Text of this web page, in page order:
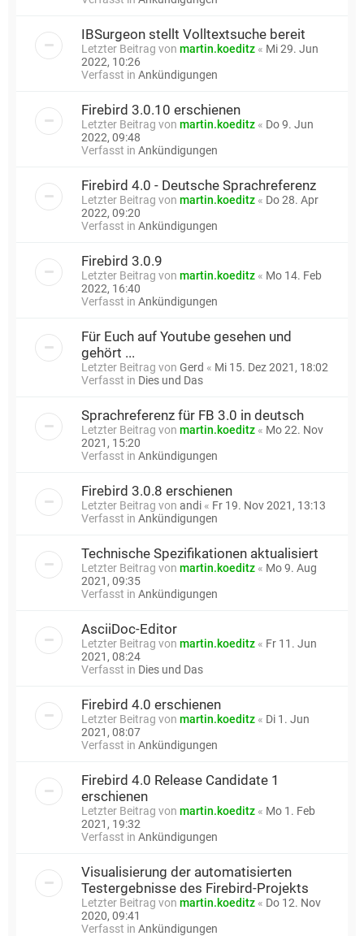
IBSurgeon stellt Volltextsuche bereit
Letzter Beitrag von martin.koeditz « Mi 29. Jun
2022, 10:26
Verfasst in Ankündigungen
Firebird 3.0.10 erschienen
Letzter Beitrag von martin.koeditz « Do 9. Jun
2022, 09:48
Verfasst in Ankündigungen
Firebird 4.0 - Deutsche Sprachreferenz
Letzter Beitrag von martin.koeditz « Do 28. Apr
2022, 09:20
Verfasst in Ankündigungen
Firebird 3.0.9
Letzter Beitrag von martin.koeditz « Mo 14. Feb
2022, 16:40
Verfasst in Ankündigungen
Für Euch auf Youtube gesehen und
gehört ...
Letzter Beitrag von Gerd « Mi 15. Dez 2021, 18:02
Verfasst in Dies und Das
Sprachreferenz für FB 3.0 in deutsch
Letzter Beitrag von martin.koeditz « Mo 22. Nov
2021, 15:20
Verfasst in Ankündigungen
Firebird 3.0.8 erschienen
Letzter Beitrag von andi « Fr 19. Nov 2021, 13:13
Verfasst in Ankündigungen
Technische Spezifikationen aktualisiert
Letzter Beitrag von martin.koeditz « Mo 9. Aug
2021, 09:35
Verfasst in Ankündigungen
AsciiDoc-Editor
Letzter Beitrag von martin.koeditz « Fr 11. Jun
2021, 08:24
Verfasst in Dies und Das
Firebird 4.0 erschienen
Letzter Beitrag von martin.koeditz « Di 1. Jun
2021, 08:07
Verfasst in Ankündigungen
Firebird 4.0 Release Candidate 1
erschienen
Letzter Beitrag von martin.koeditz « Mo 1. Feb
2021, 19:32
Verfasst in Ankündigungen
Visualisierung der automatisierten
Testergebnisse des Firebird-Projekts
Letzter Beitrag von martin.koeditz « Do 12. Nov
2020, 09:41
Verfasst in Ankündigungen